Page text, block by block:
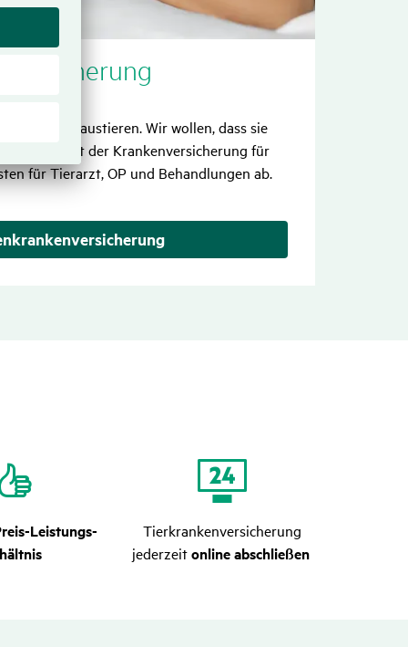
liebsten Haustieren. Wir wollen, dass sie
Mit der Krankenversicherung für
für Tierarzt, OP und Behandlungen ab.
Leistungs-
Tierkrankenversicherung
jederzeitonline abschließen